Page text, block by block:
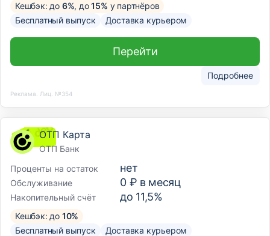
Кешбэк: до 6%, до15% у партнёров
Бесплатный выпуск
Доставка курьером
Подробнее
Перейти
Реклама. Лиц. №354
ОТП Карта
ОТП Банк
Проценты на остаток
нет
Обслуживание 0 ₽ в месяц
Накопительный счёт до 11,5%
Кешбэк: до 10%
Бесплатный выпуск
Доставка курьером